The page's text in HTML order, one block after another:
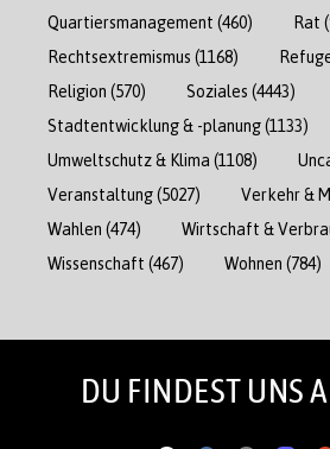
Quartiersmanagement (460) Rat
Rechtsextremismus (1168)
Religion (570) Soziales (4443)
Stadtentwicklung & -planung(1133)
Umweltschutz & Klima (1108)
Veranstaltung(5027) Verkehr &
Wahlen (474) Wirtschaft &
Wissenschaft (467) Wohnen (784)
DU FINDEST UNS